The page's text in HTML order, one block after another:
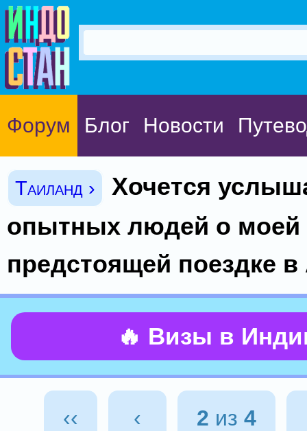
Форум Блог Новости
Таиланд ›
Хочется
опытных людей о моей
предстоящей поездке
🔥 Визы в
‹‹ ‹ 2 из 4